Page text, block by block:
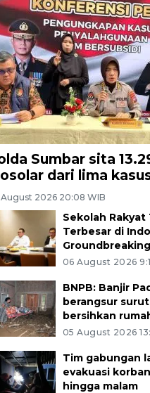
Sumbar sita
dari lima
2026 20:08 WIB
Sekolah
Terbesar di
06 August 2026
BNPB: Banjir
berangsur
bersihkan
05 August 2026
Tim gabungan
evakuasi
hingga malam